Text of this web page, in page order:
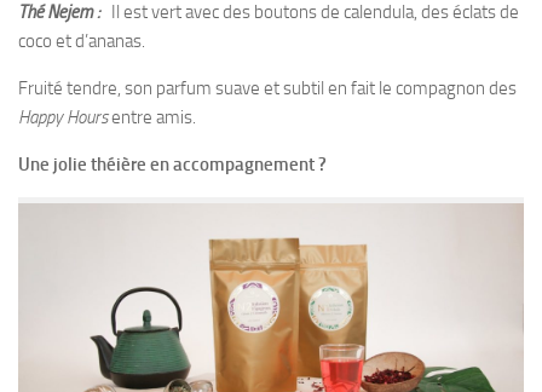
Thé Nejem : Il est vert avec des boutons de calendula, des éclats de
coco et d’ananas.
Fruité tendre, son parfum suave et subtil en fait le compagnon des
Happy Hoursentre amis.
Une jolie théière en accompagnement ?